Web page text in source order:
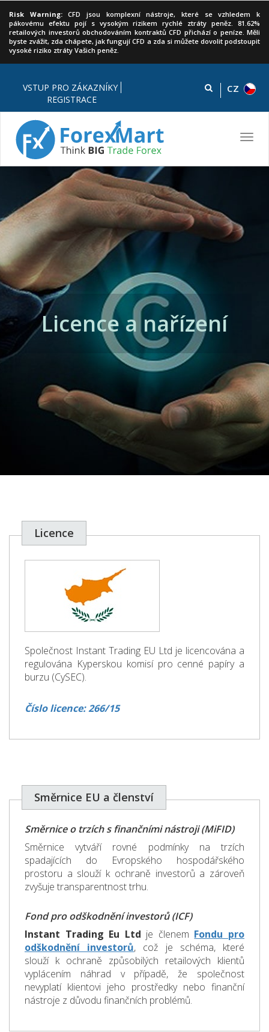
Risk Warning:
CFD jsou komplexní nástroje, které se vzhledem k
pákovému efektu pojí s vysokým rizikem rychlé ztráty peněz. 81.62%
retailových investorů obchodováním kontraktů CFD přichází o peníze. Měli
byste zvážit, zda chápete, jak fungují CFD a zda si můžete dovolit podstoupit
vysoké riziko ztráty Vašich peněz.
VSTUP PRO ZÁKAZNÍKY
REGISTRACE
CZ
Licence a nařízení
Licence
Společnost Instant Trading EU Ltd je licencována a
regulována Kyperskou komisí pro cenné papíry a
burzu (CySEC).
Číslo licence: 266/15
Směrnice EU a členství
Směrnice o trzích s finančními nástroji (MiFID)
Směrnice vytváří rovné podmínky na trzích
spadajících do Evropského hospodářského
prostoru a slouží k ochraně investorů a zároveň
zvyšuje transparentnost trhu.
Fond pro odškodnění investorů (ICF)
Instant Trading Eu Ltd je členem Fondu pro
odškodnění investorů, což je schéma, které
slouží k ochraně způsobilých retailových klientů
vyplácením náhrad v případě, že společnost
nevyplatí klientovi jeho prostředky nebo finanční
nástroje z důvodu finančních problémů.